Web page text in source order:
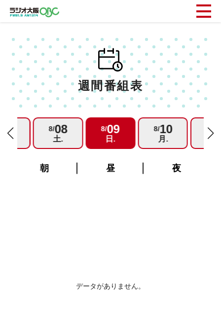
週間番組表
07
金.
8/08
土.
8/09
日.
8/10
月.
8/
火.
朝 昼 夜
データがありません。